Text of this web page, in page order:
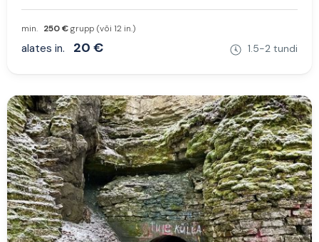
min. 250 €grupp (või 12 in.)
alates in. 20 € 1.5-2 tundi